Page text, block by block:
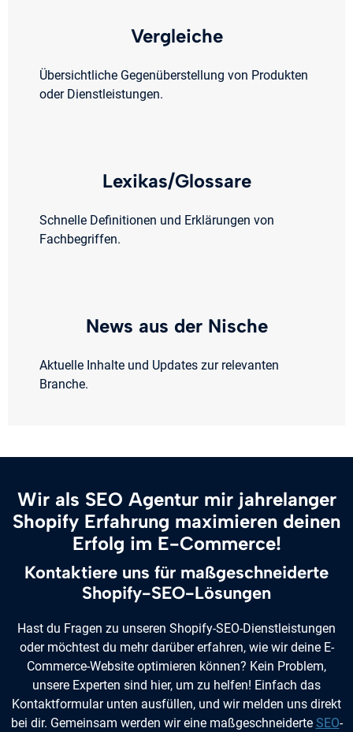
Vergleiche
Übersichtliche Gegenüberstellung von Produkten
oder Dienstleistungen.
Lexikas/Glossare
Schnelle Definitionen und Erklärungen von
Fachbegriffen.
News aus der Nische
Aktuelle Inhalte und Updates zur relevanten
Branche.
Wir als SEO Agentur mir jahrelanger
Shopify Erfahrung maximieren deinen
Erfolg im E-Commerce!
Kontaktiere uns für maßgeschneiderte
Shopify-SEO-Lösungen
Hast du Fragen zu unseren Shopify-SEO-Dienstleistungen
oder möchtest du mehr darüber erfahren, wie wir deine E-
Commerce-Website optimieren können? Kein Problem,
unsere Experten sind hier, um zu helfen! Einfach das
Kontaktformular unten ausfüllen, und wir melden uns direkt
bei dir. Gemeinsam werden wir eine maßgeschneiderte SEO-